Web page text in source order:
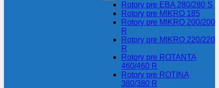
Rotory pre EBA 280/280 S
Rotory pre MIKRO 185
Rotory pre MIKRO 200/200
R
Rotory pre MIKRO 220/220
R
Rotory pre ROTANTA
460/460 R
Rotory pre ROTINA
380/380 R